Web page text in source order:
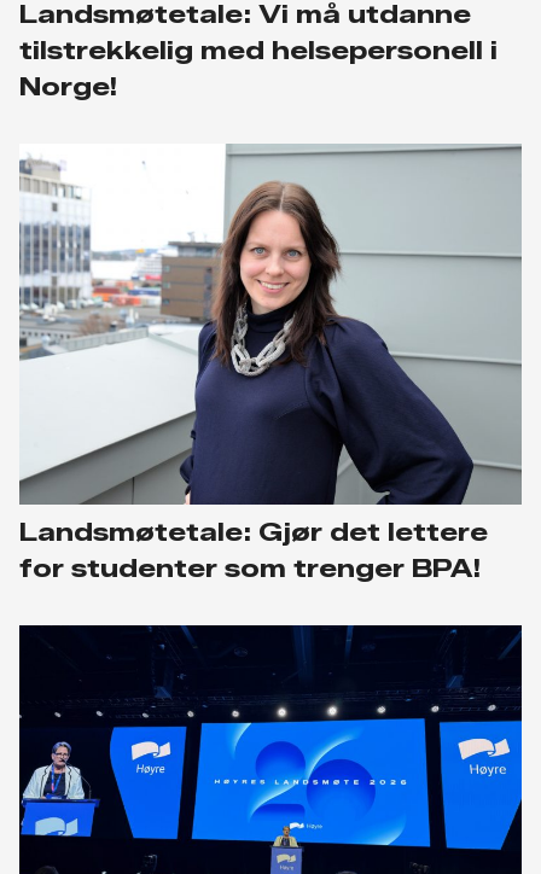
Landsmøtetale: Vi må utdanne
tilstrekkelig med helsepersonell i
Norge!
Landsmøtetale: Gjør det lettere
for studenter som trenger BPA!